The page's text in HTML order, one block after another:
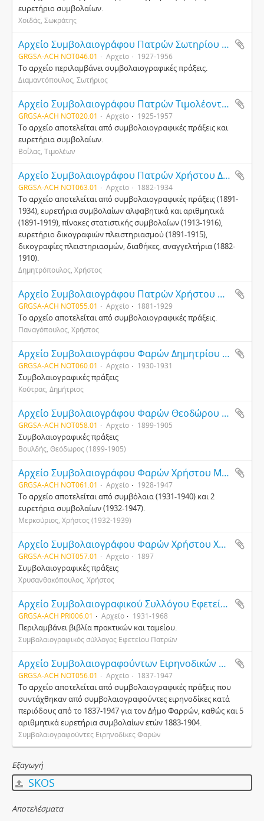
ευρετήριο συμβολαίων.
Χοϊδάς, Σωκράτης
Αρχείο Συμβολαιογράφου Πατρών Σωτηρίου Διαμαντόπουλου
GRGSA-ACH NOT046.01 Αρχείο 1927-1956
Το αρχείο περιλαμβάνει συμβολαιογραφικές πράξεις.
Διαμαντόπουλος, Σωτήριος
Αρχείο Συμβολαιογράφου Πατρών Τιμολέοντος Βοΐλα
GRGSA-ACH NOT020.01 Αρχείο 1925-1957
Το αρχείο αποτελείται από συμβολαιογραφικές πράξεις και
ευρετήρια συμβολαίων.
Βοΐλας, Τιμολέων
Αρχείο Συμβολαιογράφου Πατρών Χρήστου Δημητρόπουλου
GRGSA-ACH NOT063.01 Αρχείο 1882-1934
Το αρχείο αποτελείται από συμβολαιογραφικές πράξεις (1891-
1934), ευρετήρια συμβολαίων αλφαβητικά και αριθμητικά
(1891-1919), πίνακες στατιστικής συμβολαίων (1913-1916),
ευρετήριο δικογραφιών πλειστηριασμού (1891-1915),
δικογραφίες πλειστηριασμών, διαθήκες, αναγγελτήρια (1882-
1910).
Δημητρόπουλος, Χρήστος
Αρχείο Συμβολαιογράφου Πατρών Χρήστου Παναγόπουλου
GRGSA-ACH NOT055.01 Αρχείο 1881-1929
Το αρχείο αποτελείται από συμβολαιογραφικές πράξεις.
Παναγόπουλος, Χρήστος
Αρχείο Συμβολαιογράφου Φαρών Δημητρίου Κούτρα
GRGSA-ACH NOT060.01 Αρχείο 1930-1931
Συμβολαιογραφικές πράξεις
Κούτρας, Δημήτριος
Αρχείο Συμβολαιογράφου Φαρών Θεοδώρου Βουλδή
GRGSA-ACH NOT058.01 Αρχείο 1899-1905
Συμβολαιογραφικές πράξεις
Βουλδής, Θεόδωρος (1899-1905)
Αρχείο Συμβολαιογράφου Φαρών Χρήστου Μερκουρίου-Παπαθανασόπουλου
GRGSA-ACH NOT061.01 Αρχείο 1928-1947
Το αρχείο αποτελείται από συμβόλαια (1931-1940) και 2
ευρετήρια συμβολαίων (1932-1947).
Μερκούριος, Χρήστος (1932-1939)
Αρχείο Συμβολαιογράφου Φαρών Χρήστου Χρυσανθακόπουλου
GRGSA-ACH NOT057.01 Αρχείο 1897
Συμβολαιογραφικές πράξεις
Χρυσανθακόπουλος, Χρήστος
Αρχείο Συμβολαιογραφικού Συλλόγου Εφετείου Πατρών
GRGSA-ACH PRI006.01 Αρχείο 1931-1968
Περιλαμβάνει βιβλία πρακτικών και ταμείου.
Συμβολαιογραφικός σύλλογος Εφετείου Πατρών
Αρχείο Συμβολαιογραφούντων Ειρηνοδικών Φαρών
GRGSA-ACH NOT056.01 Αρχείο 1837-1947
Το αρχείο αποτελείται από συμβολαιογραφικές πράξεις που
συντάχθηκαν από συμβολαιογραφούντες ειρηνοδίκες κατά
περιόδους από το 1837-1947 για τον Δήμο Φαρρών, καθώς και 5
αριθμητικά ευρετήρια συμβολαίων ετών 1883-1904.
Συμβολαιογραφούντες Ειρηνοδίκες Φαρών
Εξαγωγή
SKOS
Αποτελέσματα